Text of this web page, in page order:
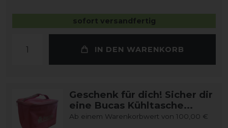
sofort versandfertig
IN DEN WARENKORB
Geschenk für dich! Sicher dir
eine Bucas Kühltasche...
Ab einem Warenkorbwert von 100,00 €